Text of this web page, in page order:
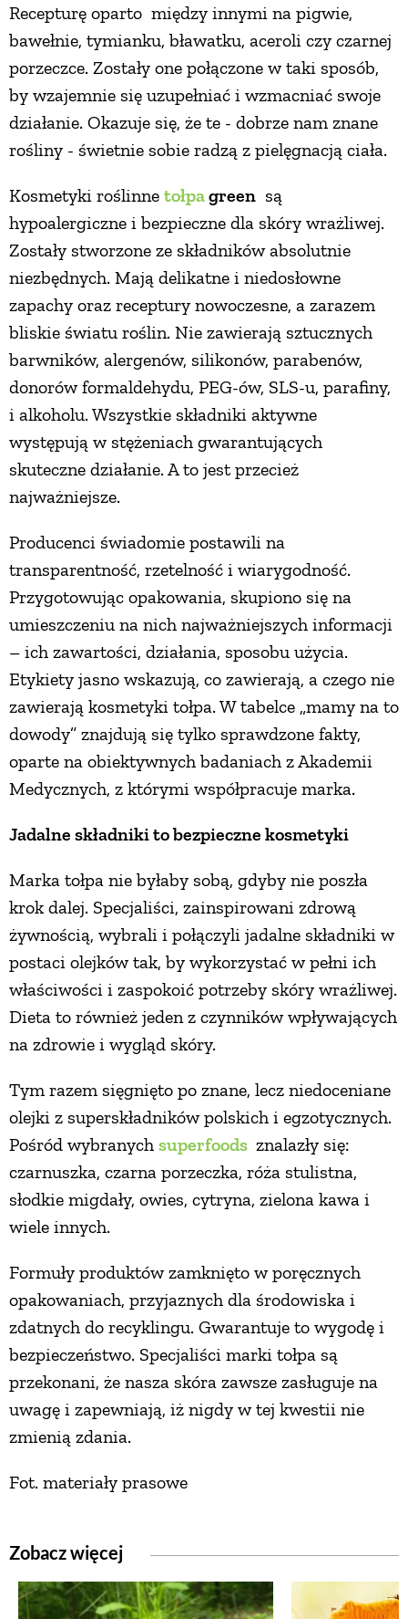
Recepturę oparto między innymi na pigwie,
bawełnie, tymianku, bławatku, aceroli czy czarnej
porzeczce. Zostały one połączone w taki sposób,
by wzajemnie się uzupełniać i wzmacniać swoje
działanie. Okazuje się, że te - dobrze nam znane
rośliny - świetnie sobie radzą z pielęgnacją ciała.
Kosmetyki roślinne tołpagreen są
hypoalergiczne i bezpieczne dla skóry wrażliwej.
Zostały stworzone ze składników absolutnie
niezbędnych. Mają delikatne i niedosłowne
zapachy oraz receptury nowoczesne, a zarazem
bliskie światu roślin. Nie zawierają sztucznych
barwników, alergenów, silikonów, parabenów,
donorów formaldehydu, PEG-ów, SLS-u, parafiny,
i alkoholu. Wszystkie składniki aktywne
występują w stężeniach gwarantujących
skuteczne działanie. A to jest przecież
najważniejsze.
Producenci świadomie postawili na
transparentność, rzetelność i wiarygodność.
Przygotowując opakowania, skupiono się na
umieszczeniu na nich najważniejszych informacji
– ich zawartości, działania, sposobu użycia.
Etykiety jasno wskazują, co zawierają, a czego nie
zawierają kosmetyki tołpa. W tabelce „mamy na to
dowody” znajdują się tylko sprawdzone fakty,
oparte na obiektywnych badaniach z Akademii
Medycznych, z którymi współpracuje marka.
Jadalne składniki to bezpieczne kosmetyki
Marka tołpa nie byłaby sobą, gdyby nie poszła
krok dalej. Specjaliści, zainspirowani zdrową
żywnością, wybrali i połączyli jadalne składniki w
postaci olejków tak, by wykorzystać w pełni ich
właściwości i zaspokoić potrzeby skóry wrażliwej.
Dieta to również jeden z czynników wpływających
na zdrowie i wygląd skóry.
Tym razem sięgnięto po znane, lecz niedoceniane
olejki z superskładników polskich i egzotycznych.
Pośród wybranych superfoods znalazły się:
czarnuszka, czarna porzeczka, róża stulistna,
słodkie migdały, owies, cytryna, zielona kawa i
wiele innych.
Formuły produktów zamknięto w poręcznych
opakowaniach, przyjaznych dla środowiska i
zdatnych do recyklingu. Gwarantuje to wygodę i
bezpieczeństwo. Specjaliści marki tołpa są
przekonani, że nasza skóra zawsze zasługuje na
uwagę i zapewniają, iż nigdy w tej kwestii nie
zmienią zdania.
Fot. materiały prasowe
Zobacz więcej
PRZEPISY
ŚNIADANIA
PRZYSTAWKI
ZUPY
DANIA GŁÓWNE
CIASTA I DESERY
DODATKI
PRZETWORY
INNE